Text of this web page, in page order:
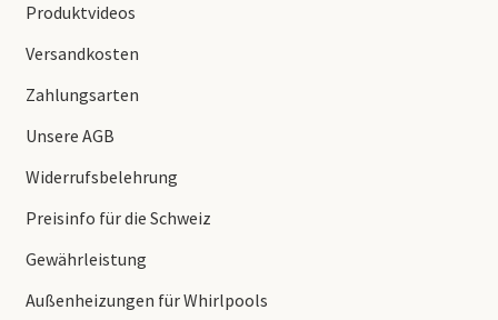
Produktvideos
Versandkosten
Zahlungsarten
Unsere AGB
Widerrufsbelehrung
Preisinfo für die Schweiz
Gewährleistung
Außenheizungen für Whirlpools